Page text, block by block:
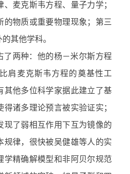
麦克斯韦方程、量子力学；
的物质或重要物理现象；第三
其他学科。
了两种：他的杨－米尔斯方程
肩麦克斯韦方程的奠基性工
其他多位科学家据此建立了基
诸多理论预言被实验证实；
现了弱相互作用下互为镜像的
规律，很快被吴健雄等人的实
学精确解模型和非阿贝尔规范